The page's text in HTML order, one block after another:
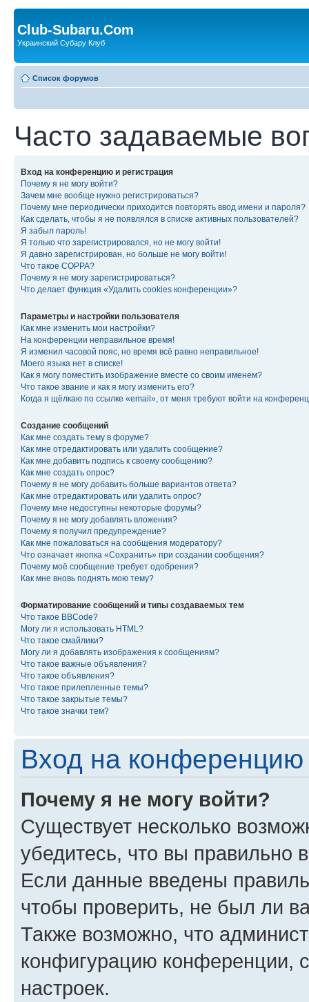
Club-Subaru.Com
Украинский Субару Клуб
Список форумов
Часто задаваемые
Вход на конференцию и регистрация
Почему я не могу войти?
Зачем мне вообще нужно регистрироваться?
Почему мне периодически приходится повторять ввод имени и пароля?
Как сделать, чтобы я не появлялся в списке активных пользователей?
Я забыл пароль!
Я только что зарегистрировался, но не могу войти!
Я давно зарегистрирован, но больше не могу войти!
Что такое COPPA?
Почему я не могу зарегистрироваться?
Что делает функция «Удалить cookies конференции»?
Параметры и настройки пользователя
Как мне изменить мои настройки?
На конференции неправильное время!
Я изменил часовой пояс, но время всё равно неправильное!
Моего языка нет в списке!
Как я могу поместить изображение вместе со своим именем?
Что такое звание и как я могу изменить его?
Когда я щёлкаю по ссылке «email», от меня требуют войти на
Создание сообщений
Как мне создать тему в форуме?
Как мне отредактировать или удалить сообщение?
Как мне добавить подпись к своему сообщению?
Как мне создать опрос?
Почему я не могу добавить больше вариантов ответа?
Как мне отредактировать или удалить опрос?
Почему мне недоступны некоторые форумы?
Почему я не могу добавлять вложения?
Почему я получил предупреждение?
Как мне пожаловаться на сообщения модератору?
Что означает кнопка «Сохранить» при создании сообщения?
Почему моё сообщение требует одобрения?
Как мне вновь поднять мою тему?
Форматирование сообщений и типы создаваемых тем
Что такое BBCode?
Могу ли я использовать HTML?
Что такое смайлики?
Могу ли я добавлять изображения к сообщениям?
Что такое важные объявления?
Что такое объявления?
Что такое прилепленные темы?
Что такое закрытые темы?
Что такое значки тем?
Вход на конференцию
Почему я не могу войти?
Существует несколько
убедитесь, что вы правильно
Если данные введены
чтобы проверить, не был ли
Также возможно, что
конфигурацию конференции,
настроек.